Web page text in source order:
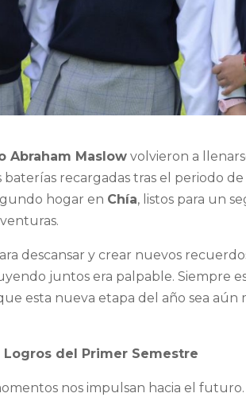
Abraham Maslow volvieron a
baterías recargadas tras el periodo de
hogar en Chía, listos para un
descansar y crear nuevos
juntos era palpable. Siempre
esta nueva etapa del año sea aún
Logros del Primer Semestre
nos impulsan hacia el futuro.